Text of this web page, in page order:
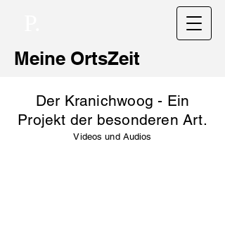
Meine OrtsZeit
Der Kranichwoog - Ein
Projekt der besonderen Art.
Videos und Audios